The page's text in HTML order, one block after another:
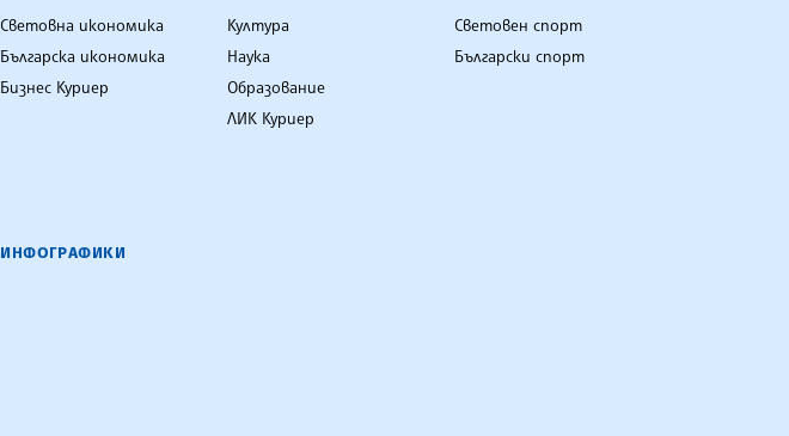
Световна икономика
Българска икономика
Бизнес Куриер
Култура
Наука
Образование
ЛИК Куриер
Световен спорт
Български спорт
ИНФОГРАФИКИ